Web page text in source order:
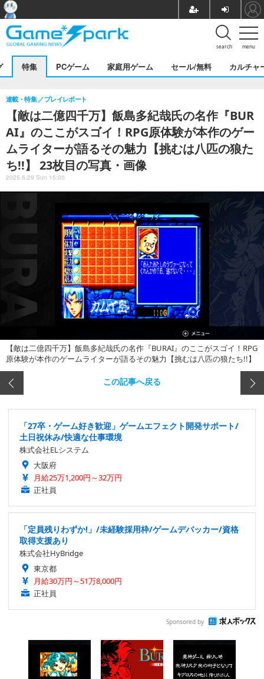
menu
search
特集 PCゲーム 家庭用ゲーム セール/無料 カルチャ
【敵は二億四千万】飯島多紀哉氏の名作『BUR
AI』のここがスゴイ！RPG原体験が本作のゲー
ムライターが語るその魅力【挑むは八匹の狼た
ち!!】 23枚目の写真・画像
連載・特集 プレイレポート
2025.6.29 Sun 15:00
【敵は二億四千万】飯島多紀哉氏の名作『BURAI』のここがスゴイ！RPG
原体験が本作のゲームライターが語るその魅力【挑むは八匹の狼たち!!】
この記事へ戻る
「27卒・ゲーム好き歓迎」ゲームエフェクト開発サポート/
土日祝休み/快適な仕事環境
株式会社ELシステム
大阪府
月給25万1,200円～32万円
正社員
「定員残りわずか!」/未経験採用枠/ゲームデバッカー/資格
取得支援あり
株式会社HyBridge
東京都
月給30万円～51万8,000円
正社員
Sponsored by